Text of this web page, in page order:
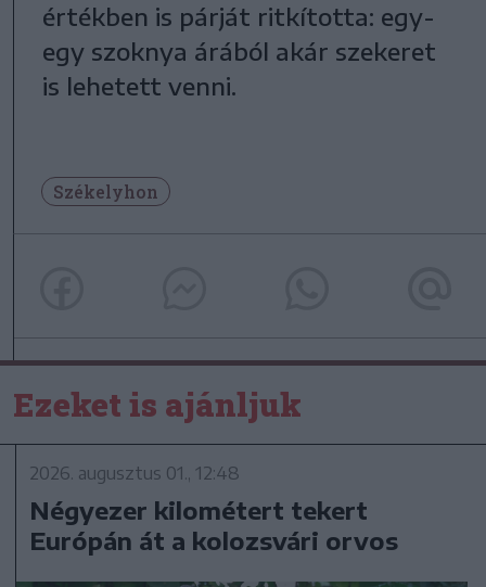
értékben is párját ritkította: egy-
egy szoknya árából akár szekeret
is lehetett venni.
Székelyhon
Ezeket is ajánljuk
2026. augusztus 01., 12:48
Négyezer kilométert tekert
Európán át a kolozsvári orvos